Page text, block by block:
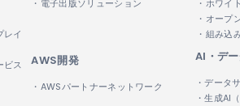
レイ
ビス
・電子出版ソリューション
・ホワイ
・オープ
・組み込
AWS開発
・AWSパートナーネットワーク
AI・デ
・データ
・生成AI